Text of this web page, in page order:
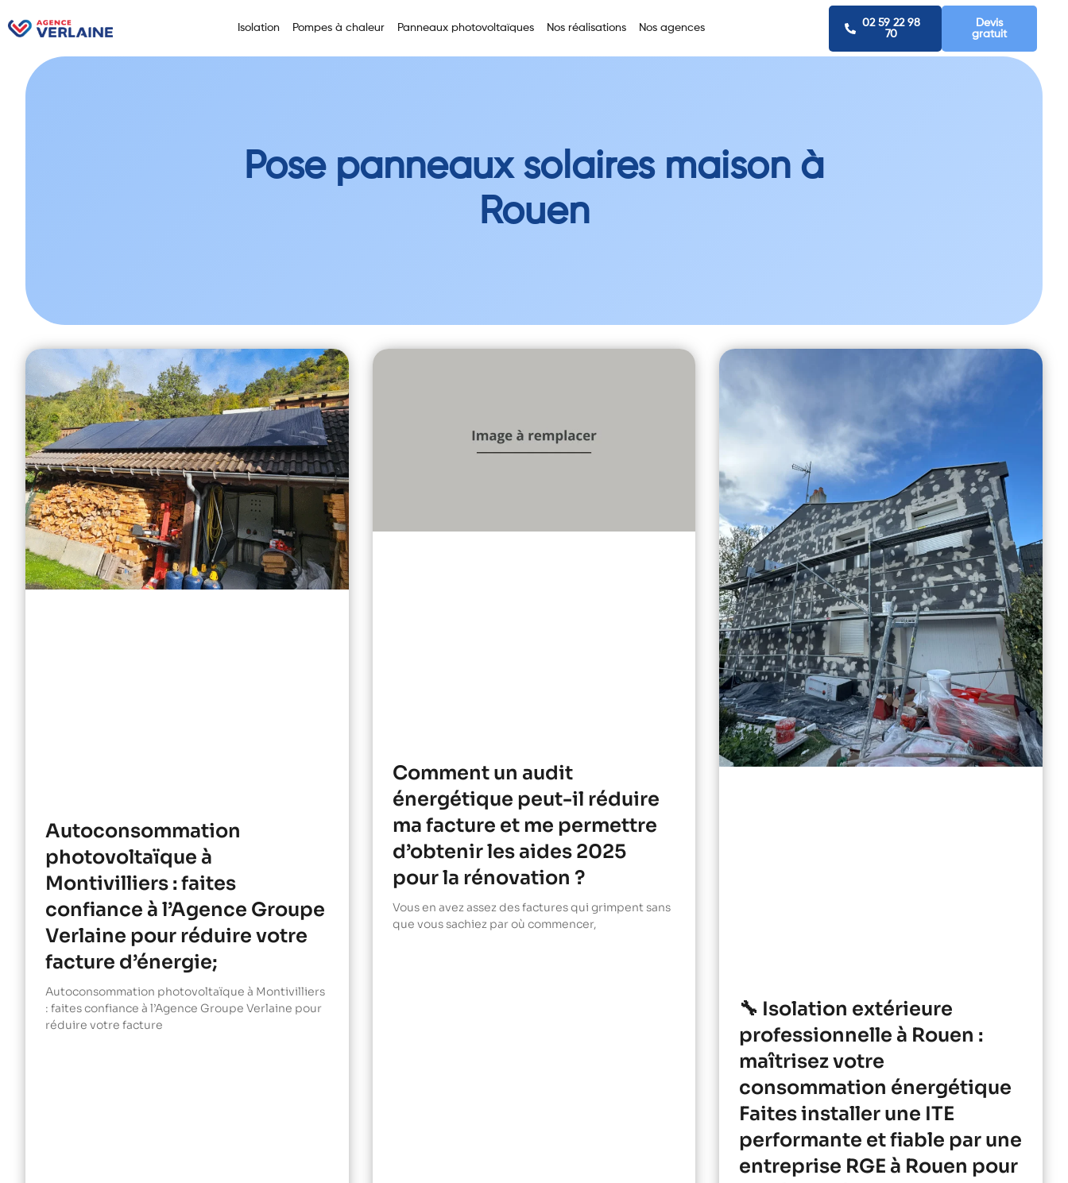
Isolation Pompes à chaleur Panneaux photovoltaïques Nos réalisations Nos agences
02 59 22 98
70
Devis
gratuit
Pose panneaux solaires maison à
Rouen
Autoconsommation
photovoltaïque à
Montivilliers : faites
confiance à l’Agence Groupe
Verlaine pour réduire votre
facture d’énergie;
Autoconsommation photovoltaïque à Montivilliers
: faites confiance à l’Agence Groupe Verlaine pour
réduire votre facture
Comment un audit
énergétique peut-il réduire
ma facture et me permettre
d’obtenir les aides 2025
pour la rénovation ?
Vous en avez assez des factures qui grimpent sans
que vous sachiez par où commencer,
🔧 Isolation extérieure
professionnelle à Rouen :
maîtrisez votre
consommation énergétique
Faites installer une ITE
performante et fiable par une
entreprise RGE à Rouen pour